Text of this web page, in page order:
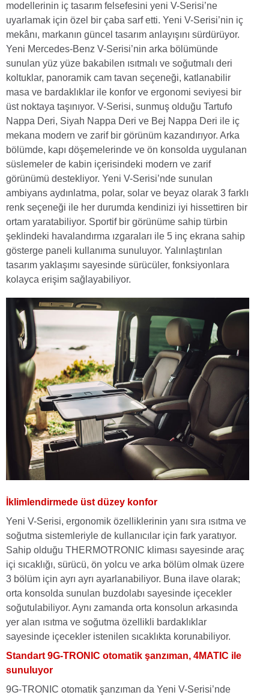
modellerinin iç tasarım felsefesini yeni V-Serisi’ne
uyarlamak için özel bir çaba sarf etti. Yeni V-Serisi’nin iç
mekânı, markanın güncel tasarım anlayışını sürdürüyor.
Yeni Mercedes-Benz V-Serisi’nin arka bölümünde
sunulan yüz yüze bakabilen ısıtmalı ve soğutmalı deri
koltuklar, panoramik cam tavan seçeneği, katlanabilir
masa ve bardaklıklar ile konfor ve ergonomi seviyesi bir
üst noktaya taşınıyor. V-Serisi, sunmuş olduğu Tartufo
Nappa Deri, Siyah Nappa Deri ve Bej Nappa Deri ile iç
mekana modern ve zarif bir görünüm kazandırıyor. Arka
bölümde, kapı döşemelerinde ve ön konsolda uygulanan
süslemeler de kabin içerisindeki modern ve zarif
görünümü destekliyor. Yeni V-Serisi’nde sunulan
ambiyans aydınlatma, polar, solar ve beyaz olarak 3 farklı
renk seçeneği ile her durumda kendinizi iyi hissettiren bir
ortam yaratabiliyor. Sportif bir görünüme sahip türbin
şeklindeki havalandırma ızgaraları ile 5 inç ekrana sahip
gösterge paneli kullanıma sunuluyor. Yalınlaştırılan
tasarım yaklaşımı sayesinde sürücüler, fonksiyonlara
kolayca erişim sağlayabiliyor.
İklimlendirmede üst düzey konfor
Yeni V-Serisi, ergonomik özelliklerinin yanı sıra ısıtma ve
soğutma sistemleriyle de kullanıcılar için fark yaratıyor.
Sahip olduğu THERMOTRONIC kliması sayesinde araç
içi sıcaklığı, sürücü, ön yolcu ve arka bölüm olmak üzere
3 bölüm için ayrı ayrı ayarlanabiliyor. Buna ilave olarak;
orta konsolda sunulan buzdolabı sayesinde içecekler
soğutulabiliyor. Aynı zamanda orta konsolun arkasında
yer alan ısıtma ve soğutma özellikli bardaklıklar
sayesinde içecekler istenilen sıcaklıkta korunabiliyor.
Standart 9G-TRONIC otomatik şanzıman, 4MATIC ile
sunuluyor
9G-TRONIC otomatik şanzıman da Yeni V-Serisi’nde